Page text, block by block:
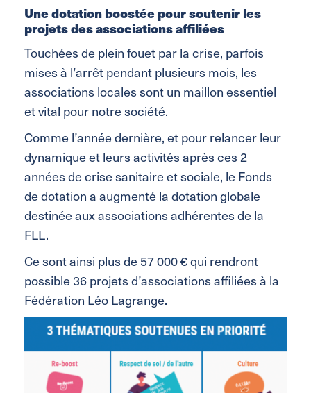
Une dotation boostée pour soutenir les
projets des associations affiliées
Touchées de plein fouet par la crise, parfois
mises à l’arrêt pendant plusieurs mois, les
associations locales sont un maillon essentiel
et vital pour notre société.
Comme l’année dernière, et pour relancer leur
dynamique et leurs activités après ces 2
années de crise sanitaire et sociale, le Fonds
de dotation a augmenté la dotation globale
destinée aux associations adhérentes de la
FLL.
Ce sont ainsi plus de 57 000 € qui rendront
possible 36 projets d’associations affiliées à la
Fédération Léo Lagrange.